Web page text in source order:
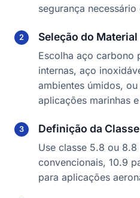
segurança
Seleção do Material
Escolha aço carbono
internas, aço
ambientes úmidos,
aplicações marinhas
Definição da
Use classe 5.8 ou
convencionais, 10.9
para aplicações